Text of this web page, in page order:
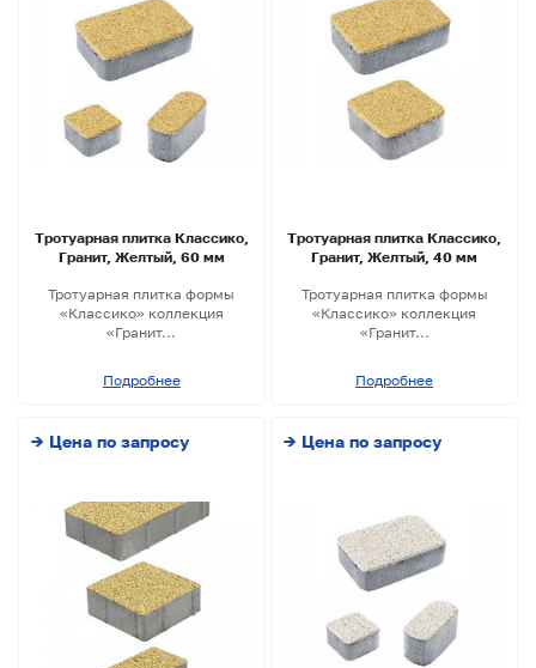
Тротуарная плитка Классико,
Гранит, Желтый, 60 мм
Тротуарная плитка формы
«Классико» коллекция
«Гранит...
Подробнее
Тротуарная плитка Классико,
Гранит, Желтый, 40 мм
Тротуарная плитка формы
«Классико» коллекция
«Гранит...
Подробнее
→ Цена по запросу → Цена по запросу